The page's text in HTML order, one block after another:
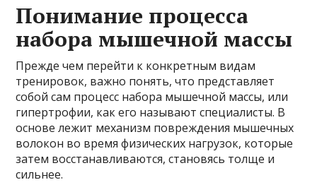
Понимание процесса
набора мышечной массы
Прежде чем перейти к конкретным видам
тренировок, важно понять, что представляет
собой сам процесс набора мышечной массы, или
гипертрофии, как его называют специалисты. В
основе лежит механизм повреждения мышечных
волокон во время физических нагрузок, которые
затем восстанавливаются, становясь толще и
сильнее.